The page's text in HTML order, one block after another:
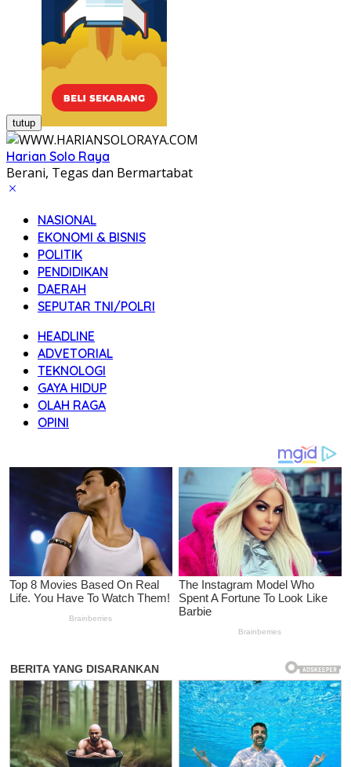
tutup
Harian Solo Raya
Berani, Tegas dan Bermartabat
NASIONAL
EKONOMI & BISNIS
POLITIK
PENDIDIKAN
DAERAH
SEPUTAR TNI/POLRI
HEADLINE
ADVETORIAL
TEKNOLOGI
GAYA HIDUP
OLAH RAGA
OPINI